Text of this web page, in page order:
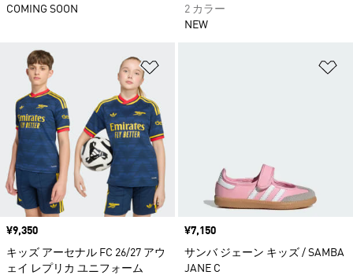
COMING SOON
2 カラー
NEW
価格
¥9,350
キッズ アーセナル FC 26/27 アウ
ェイ レプリカ ユニフォーム
価格
¥7,150
サンバ ジェーン キッズ / SAMBA
JANE C